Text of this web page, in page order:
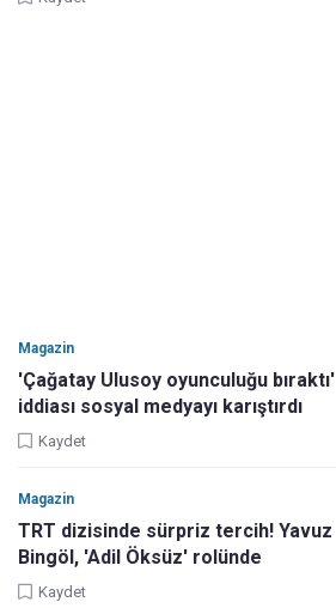
Magazin
'Çağatay Ulusoy oyunculuğu bıraktı'
iddiası sosyal medyayı karıştırdı
Kaydet
Magazin
TRT dizisinde sürpriz tercih! Yavuz
Bingöl, 'Adil Öksüz' rolünde
Kaydet